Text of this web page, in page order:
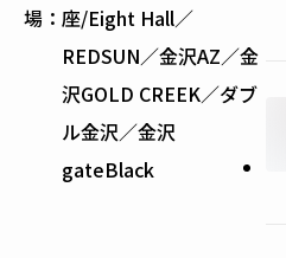
場： 座/Eight Hall／
REDSUN／金沢AZ／金
沢GOLD CREEK／ダブ
ル金沢／金沢
gateBlack